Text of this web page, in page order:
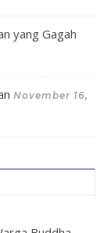
yang Gagah
November 16,